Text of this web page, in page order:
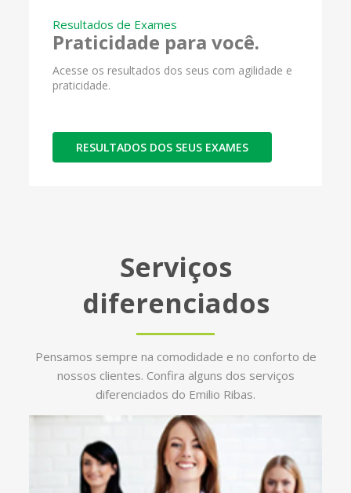
Resultados de Exames
Praticidade para você.
Acesse os resultados dos seus com agilidade e
praticidade.
RESULTADOS DOS SEUS EXAMES
Serviços
diferenciados
Pensamos sempre na comodidade e no conforto de
nossos clientes. Confira alguns dos serviços
diferenciados do Emilio Ribas.